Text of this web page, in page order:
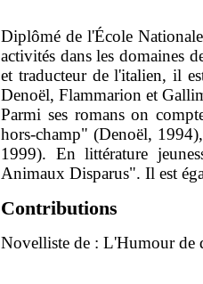
Diplômé de l'École
activités dans les domaines
et traducteur de l'italien, il
Denoël, Flammarion et
Parmi ses romans on
hors-champ" (Denoël,
1999). En littérature
Animaux Disparus". Il est
Contributions
Novelliste de : L'Humour de